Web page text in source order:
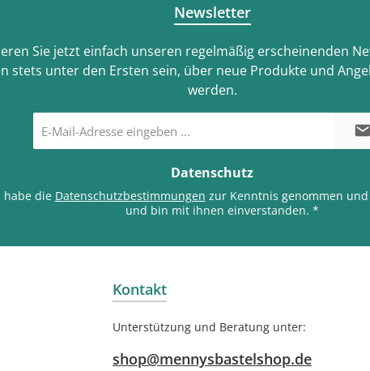
Newsletter
Sie jetzt einfach unseren regelmäßig erscheinenden
stets unter den Ersten sein, über neue Produkte und
werden.
Mail-
Adresse
Datenschutz
habe die Datenschutzbestimmungen zur Kenntnis genommen
und bin mit ihnen einverstanden. *
Kontakt
Unterstützung und Beratung unter:
shop@mennysbastelshop.de